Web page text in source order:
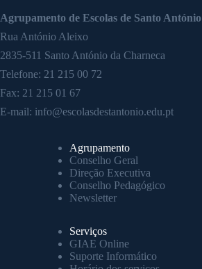
Agrupamento de Escolas de Santo António
Rua António Aleixo
2835-511 Santo António da Charneca
Telefone: 21 215 00 72
Fax: 21 215 01 67
E-mail: info@escolasdestantonio.edu.pt
Agrupamento
Conselho Geral
Direção Executiva
Conselho Pedagógico
Newsletter
Serviços
GIAE Online
Suporte Informático